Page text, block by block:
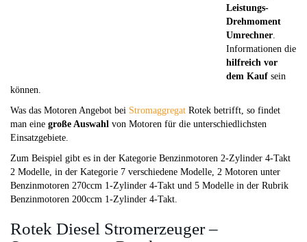
Leistungs-
Drehmoment
Umrechner
Informationen die
hilfreich vor
dem Kauf sein
können.
Was das Motoren Angebot bei Stromaggregat Rotek betrifft, so findet
man eine große Auswahl von Motoren für die unterschiedlichsten
Einsatzgebiete.
Zum Beispiel gibt es in der Kategorie Benzinmotoren 2-Zylinder 4-Takt
2 Modelle, in der Kategorie 7 verschiedene Modelle, 2 Motoren unter
Benzinmotoren 270ccm 1-Zylinder 4-Takt und 5 Modelle in der Rubrik
Benzinmotoren 200ccm 1-Zylinder 4-Takt.
Rotek Diesel Stromerzeuger –